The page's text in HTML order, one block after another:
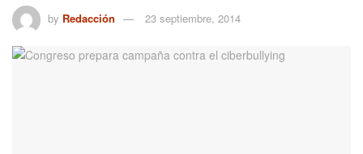
by Redacción 23 septiembre, 2014